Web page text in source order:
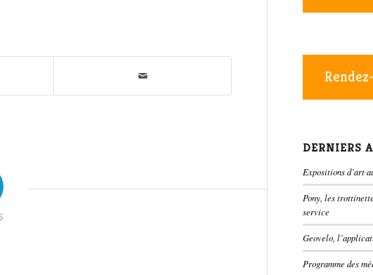
DERNIERS
Expositions d’art
Pony, les
service
Geovelo,
Programme des